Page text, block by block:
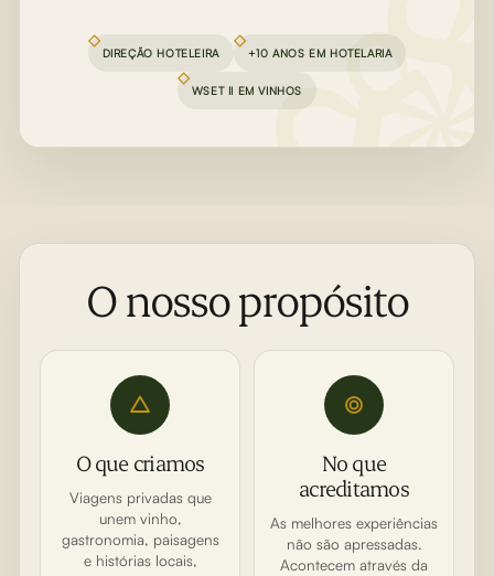
DIREÇÃO HOTELEIRA +10 ANOS EM HOTELARIA
WSET II EM VINHOS
O nosso propósito
O que criamos
Viagens privadas que
unem vinho,
gastronomia, paisagens
e histórias locais,
No que
acreditamos
As melhores experiências
não são apressadas.
Acontecem através da